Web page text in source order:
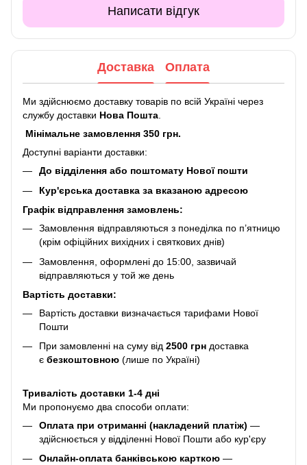
Написати відгук
Доставка Оплата
Ми здійснюємо доставку товарів по всій Україні через
службу доставки Нова Пошта.
Мінімальне замовлення 350 грн.
Доступні варіанти доставки:
До відділення або поштомату Нової пошти
Кур'єрська доставка за вказаною адресою
Графік відправлення замовлень:
Замовлення відправляються з понеділка по п’ятницю
(крім офіційних вихідних і святкових днів)
Замовлення, оформлені до 15:00, зазвичай
відправляються у той же день
Вартість доставки:
Вартість доставки визначається тарифами Нової
Пошти
При замовленні на суму від 2500 грн доставка
є безкоштовною (лише по Україні)
Тривалість доставки 1-4 дні
Ми пропонуємо два способи оплати:
Оплата при отриманні (накладений платіж) —
здійснюється у відділенні Нової Пошти або кур'єру
Онлайн-оплата банківською карткою —